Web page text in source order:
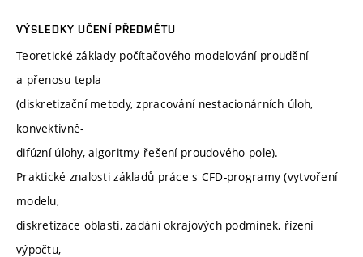
VÝSLEDKY UČENÍ PŘEDMĚTU
Teoretické základy počítačového modelování proudění
a přenosu tepla
(diskretizační metody, zpracování nestacionárních úloh,
konvektivně-
difúzní úlohy, algoritmy řešení proudového pole).
Praktické znalosti základů práce s CFD-programy (vytvoření
modelu,
diskretizace oblasti, zadání okrajových podmínek, řízení
výpočtu,